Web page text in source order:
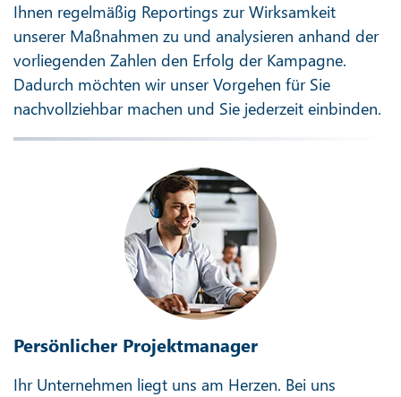
Ihnen regelmäßig Reportings zur Wirksamkeit
unserer Maßnahmen zu und analysieren anhand der
vorliegenden Zahlen den Erfolg der Kampagne.
Dadurch möchten wir unser Vorgehen für Sie
nachvollziehbar machen und Sie jederzeit einbinden.
Persönlicher Projektmanager
Ihr Unternehmen liegt uns am Herzen. Bei uns